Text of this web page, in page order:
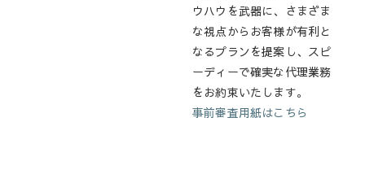
ウハウを武器に、さまざま
な視点からお客様が有利と
なるプランを提案し、スピ
ーディーで確実な代理業務
をお約束いたします。
事前審査用紙はこちら